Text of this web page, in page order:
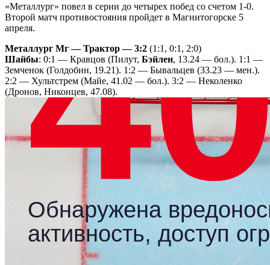
«Металлург» повел в серии до четырех побед со счетом 1-0.
Второй матч противостояния пройдет в Магнитогорске 5
апреля.
Металлург Мг — Трактор — 3:2 (1:1, 0:1, 2:0)
Шайбы: 0:1 — Кравцов (Пилут, Бэйлен, 13.24 — бол.). 1:1 —
Земченок (Голдобин, 19.21). 1:2 — Бывальцев (33.23 — мен.).
2:2 — Хультстрем (Майе, 41.02 — бол.). 3:2 — Неколенко
(Дронов, Никонцев, 47.08).